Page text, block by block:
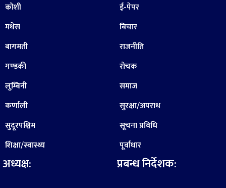
कोशी
मधेस
बागमती
गण्डकी
लुम्बिनी
कर्णाली
सुदूरपश्चिम
शिक्षा/स्वास्थ्य
अध्यक्ष:
ई-पेपर
बिचार
राजनीति
रोचक
समाज
सुरक्षा/अपराध
सूचना प्रविधि
पूर्वाधार
प्रबन्ध निर्देशक: